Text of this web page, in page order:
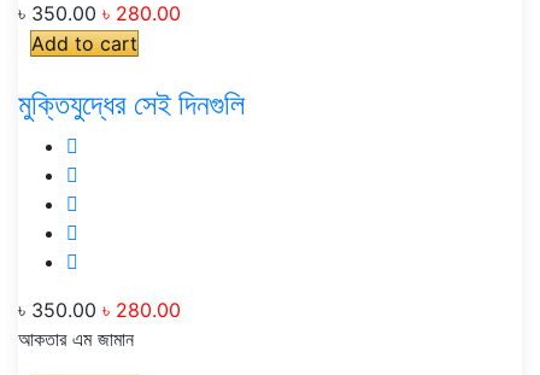
৳ 350.00 ৳ 280.00
Add to cart
মুক্তিযুদ্ধের সেই দিনগুলি
৳ 350.00 ৳ 280.00
আকতার এম জামান